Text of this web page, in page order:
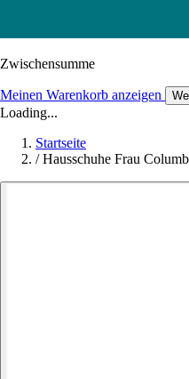
Zwischensumme
Meinen Warenkorb anzeigen
Loading...
Startseite
/ Hausschuhe Frau